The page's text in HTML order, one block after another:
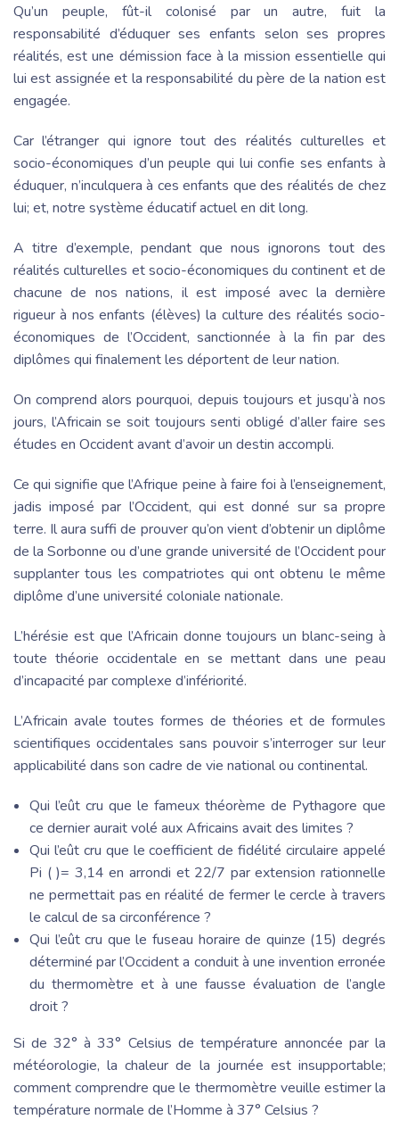
Qu’un peuple, fût-il colonisé par un autre, fuit la
responsabilité d’éduquer ses enfants selon ses propres
réalités, est une démission face à la mission essentielle qui
lui est assignée et la responsabilité du père de la nation est
engagée.
Car l’étranger qui ignore tout des réalités culturelles et
socio-économiques d’un peuple qui lui confie ses enfants à
éduquer, n’inculquera à ces enfants que des réalités de chez
lui; et, notre système éducatif actuel en dit long.
A titre d’exemple, pendant que nous ignorons tout des
réalités culturelles et socio-économiques du continent et de
chacune de nos nations, il est imposé avec la dernière
rigueur à nos enfants (élèves) la culture des réalités socio-
économiques de l’Occident, sanctionnée à la fin par des
diplômes qui finalement les déportent de leur nation.
On comprend alors pourquoi, depuis toujours et jusqu’à nos
jours, l’Africain se soit toujours senti obligé d’aller faire ses
études en Occident avant d’avoir un destin accompli.
Ce qui signifie que l’Afrique peine à faire foi à l’enseignement,
jadis imposé par l’Occident, qui est donné sur sa propre
terre. Il aura suffi de prouver qu’on vient d’obtenir un diplôme
de la Sorbonne ou d’une grande université de l’Occident pour
supplanter tous les compatriotes qui ont obtenu le même
diplôme d’une université coloniale nationale.
L’hérésie est que l’Africain donne toujours un blanc-seing à
toute théorie occidentale en se mettant dans une peau
d’incapacité par complexe d’infériorité.
L’Africain avale toutes formes de théories et de formules
scientifiques occidentales sans pouvoir s’interroger sur leur
applicabilité dans son cadre de vie national ou continental.
Qui l’eût cru que le fameux théorème de Pythagore que
ce dernier aurait volé aux Africains avait des limites ?
Qui l’eût cru que le coefficient de fidélité circulaire appelé
Pi ( )= 3,14 en arrondi et 22/7 par extension rationnelle
ne permettait pas en réalité de fermer le cercle à travers
le calcul de sa circonférence ?
Qui l’eût cru que le fuseau horaire de quinze (15) degrés
déterminé par l’Occident a conduit à une invention erronée
du thermomètre et à une fausse évaluation de l’angle
droit ?
Si de 32° à 33° Celsius de température annoncée par la
météorologie, la chaleur de la journée est insupportable;
comment comprendre que le thermomètre veuille estimer la
température normale de l’Homme à 37° Celsius ?